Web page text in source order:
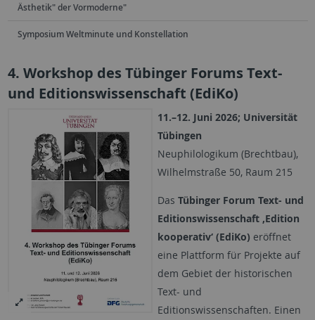
Ästhetik" der Vormoderne"
Symposium Weltminute und Konstellation
4. Workshop des Tübinger Forums Text-
und Editionswissenschaft (EdiKo)
11.–12. Juni 2026; Universität
Tübingen
Neuphilologikum (Brechtbau),
Wilhelmstraße 50, Raum 215
Das Tübinger Forum Text- und
Editionswissenschaft ‚Edition
kooperativ‘ (EdiKo) eröffnet
eine Plattform für Projekte auf
dem Gebiet der historischen
Text- und
Editionswissenschaften. Einen